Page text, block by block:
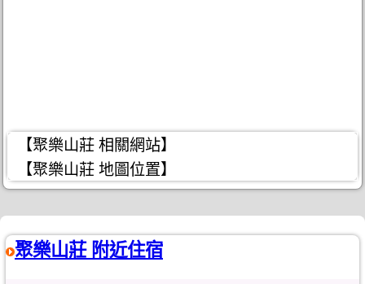
【聚樂山莊 相關網站】
【聚樂山莊 地圖位置】
聚樂山莊 附近住宿